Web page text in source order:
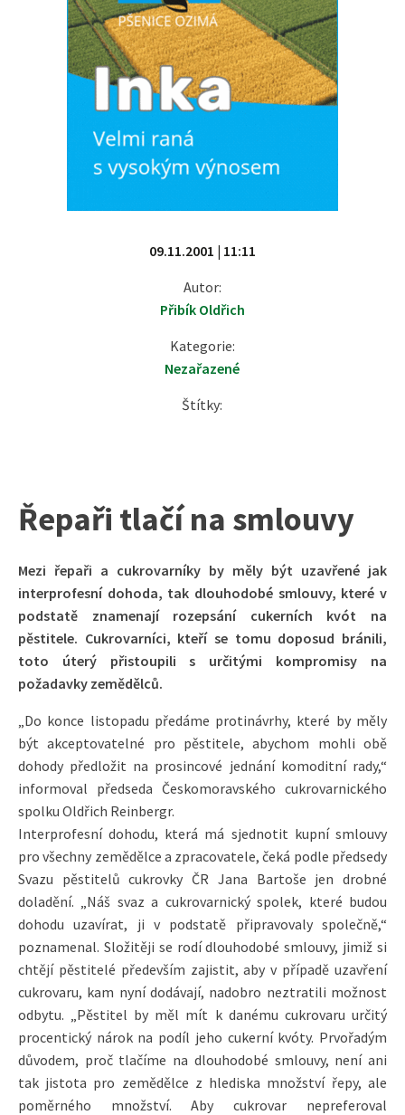
09.11.2001 | 11:11
Autor:
Přibík Oldřich
Kategorie:
Nezařazené
Štítky:
Řepaři tlačí na smlouvy
Mezi řepaři a cukrovarníky by měly být uzavřené jak
interprofesní dohoda, tak dlouhodobé smlouvy, které v
podstatě znamenají rozepsání cukerních kvót na
pěstitele. Cukrovarníci, kteří se tomu doposud bránili,
toto úterý přistoupili s určitými kompromisy na
požadavky zemědělců.
„Do konce listopadu předáme protinávrhy, které by měly
být akceptovatelné pro pěstitele, abychom mohli obě
dohody předložit na prosincové jednání komoditní rady,“
informoval předseda Českomoravského cukrovarnického
spolku Oldřich Reinbergr.
Interprofesní dohodu, která má sjednotit kupní smlouvy
pro všechny zemědělce a zpracovatele, čeká podle předsedy
Svazu pěstitelů cukrovky ČR Jana Bartoše jen drobné
doladění. „Náš svaz a cukrovarnický spolek, které budou
dohodu uzavírat, ji v podstatě připravovaly společně,“
poznamenal. Složitěji se rodí dlouhodobé smlouvy, jimiž si
chtějí pěstitelé především zajistit, aby v případě uzavření
cukrovaru, kam nyní dodávají, nadobro neztratili možnost
odbytu. „Pěstitel by měl mít k danému cukrovaru určitý
procentický nárok na podíl jeho cukerní kvóty. Prvořadým
důvodem, proč tlačíme na dlouhodobé smlouvy, není ani
tak jistota pro zemědělce z hlediska množství řepy, ale
poměrného množství. Aby cukrovar nepreferoval